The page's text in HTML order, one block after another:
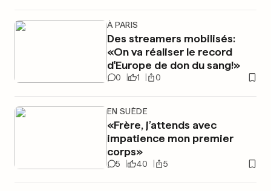
À PARIS
Des streamers mobilisés:
«On va réaliser le record
d'Europe de don du sang!»
0 1 0
EN SUÈDE
«Frère, j’attends avec
impatience mon premier
corps»
5 40 5